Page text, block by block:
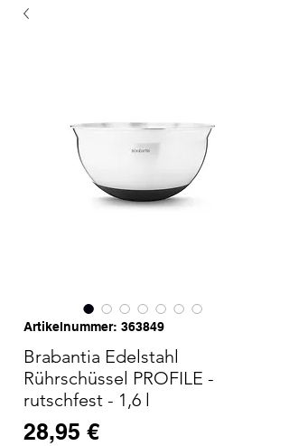
Artikelnummer: 363849
Brabantia Edelstahl
Rührschüssel PROFILE -
rutschfest - 1,6 l
28,95 €Preis